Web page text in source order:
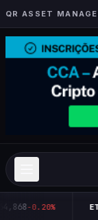
QR ASSET
-0.20%